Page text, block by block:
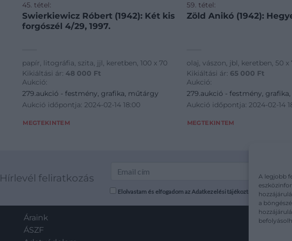
A legjobb
a
45. tétel:
Swierkiewicz Róbert (1942): Két kis
forgószél 4/29, 1997.
papír, litográfia, szita, jjl, keretben, 100 x 70
Kikiáltási ár: 48 000 Ft
Aukció:
279.aukció - festmény, grafika, műtárgy
Aukció időpontja: 2024-02-14 18:00
MEGTEKINTEM
59. tétel:
Zöld Anikó (1942):
olaj, vászon, jbl, keretben, 50 x
Kikiáltási ár: 65 000 Ft
Aukció:
279.aukció - festmény,
Aukció időpontja: 2024-02-14
MEGTEKINTEM
Hírlevél feliratkozás
Elolvastam és elfogadom az Adatkezelési tájékoztatót:
Áraink
ÁSZF